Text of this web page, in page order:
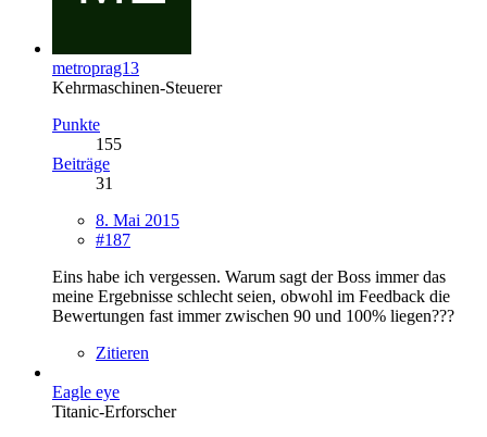
metroprag13
Kehrmaschinen-Steuerer
Punkte
155
Beiträge
31
8. Mai 2015
#187
Eins habe ich vergessen. Warum sagt der Boss immer das
meine Ergebnisse schlecht seien, obwohl im Feedback die
Bewertungen fast immer zwischen 90 und 100% liegen???
Zitieren
Eagle eye
Titanic-Erforscher